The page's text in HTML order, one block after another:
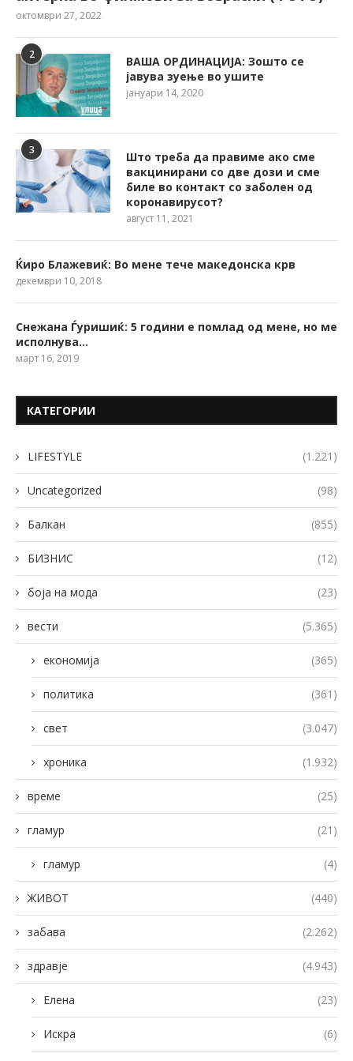
октомври 27, 2022
2
ВАША ОРДИНАЦИЈА: Зошто се
јавува зуење во ушите
јануари 14, 2020
3
Што треба да правиме ако сме
вакцинирани со две дози и сме
биле во контакт со заболен од
коронавирусот?
август 11, 2021
Ќиро Блажевиќ: Во мене тече македонска крв
декември 10, 2018
Снежана Ѓуришиќ: 5 години е помлад од мене, но ме
исполнува…
март 16, 2019
КАТЕГОРИИ
LIFESTYLE (1.221)
Uncategorized (98)
Балкан (855)
БИЗНИС (12)
боја на мода (23)
вести (5.365)
економија (365)
политика (361)
свет (3.047)
хроника (1.932)
време (25)
гламур (21)
гламур (4)
ЖИВОТ (440)
забава (2.262)
здравје (4.943)
Елена (23)
Искра (6)